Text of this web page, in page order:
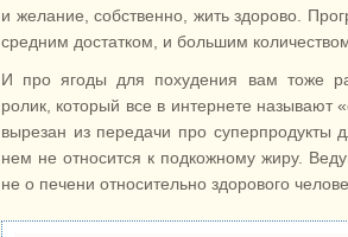
и желание, собственно, жить здорово.
средним достатком, и большим
И про ягоды для похудения вам тоже
ролик, который все в интернете называют
вырезан из передачи про суперпродукты
нем не относится к подкожному жиру.
не о печени относительно здорового